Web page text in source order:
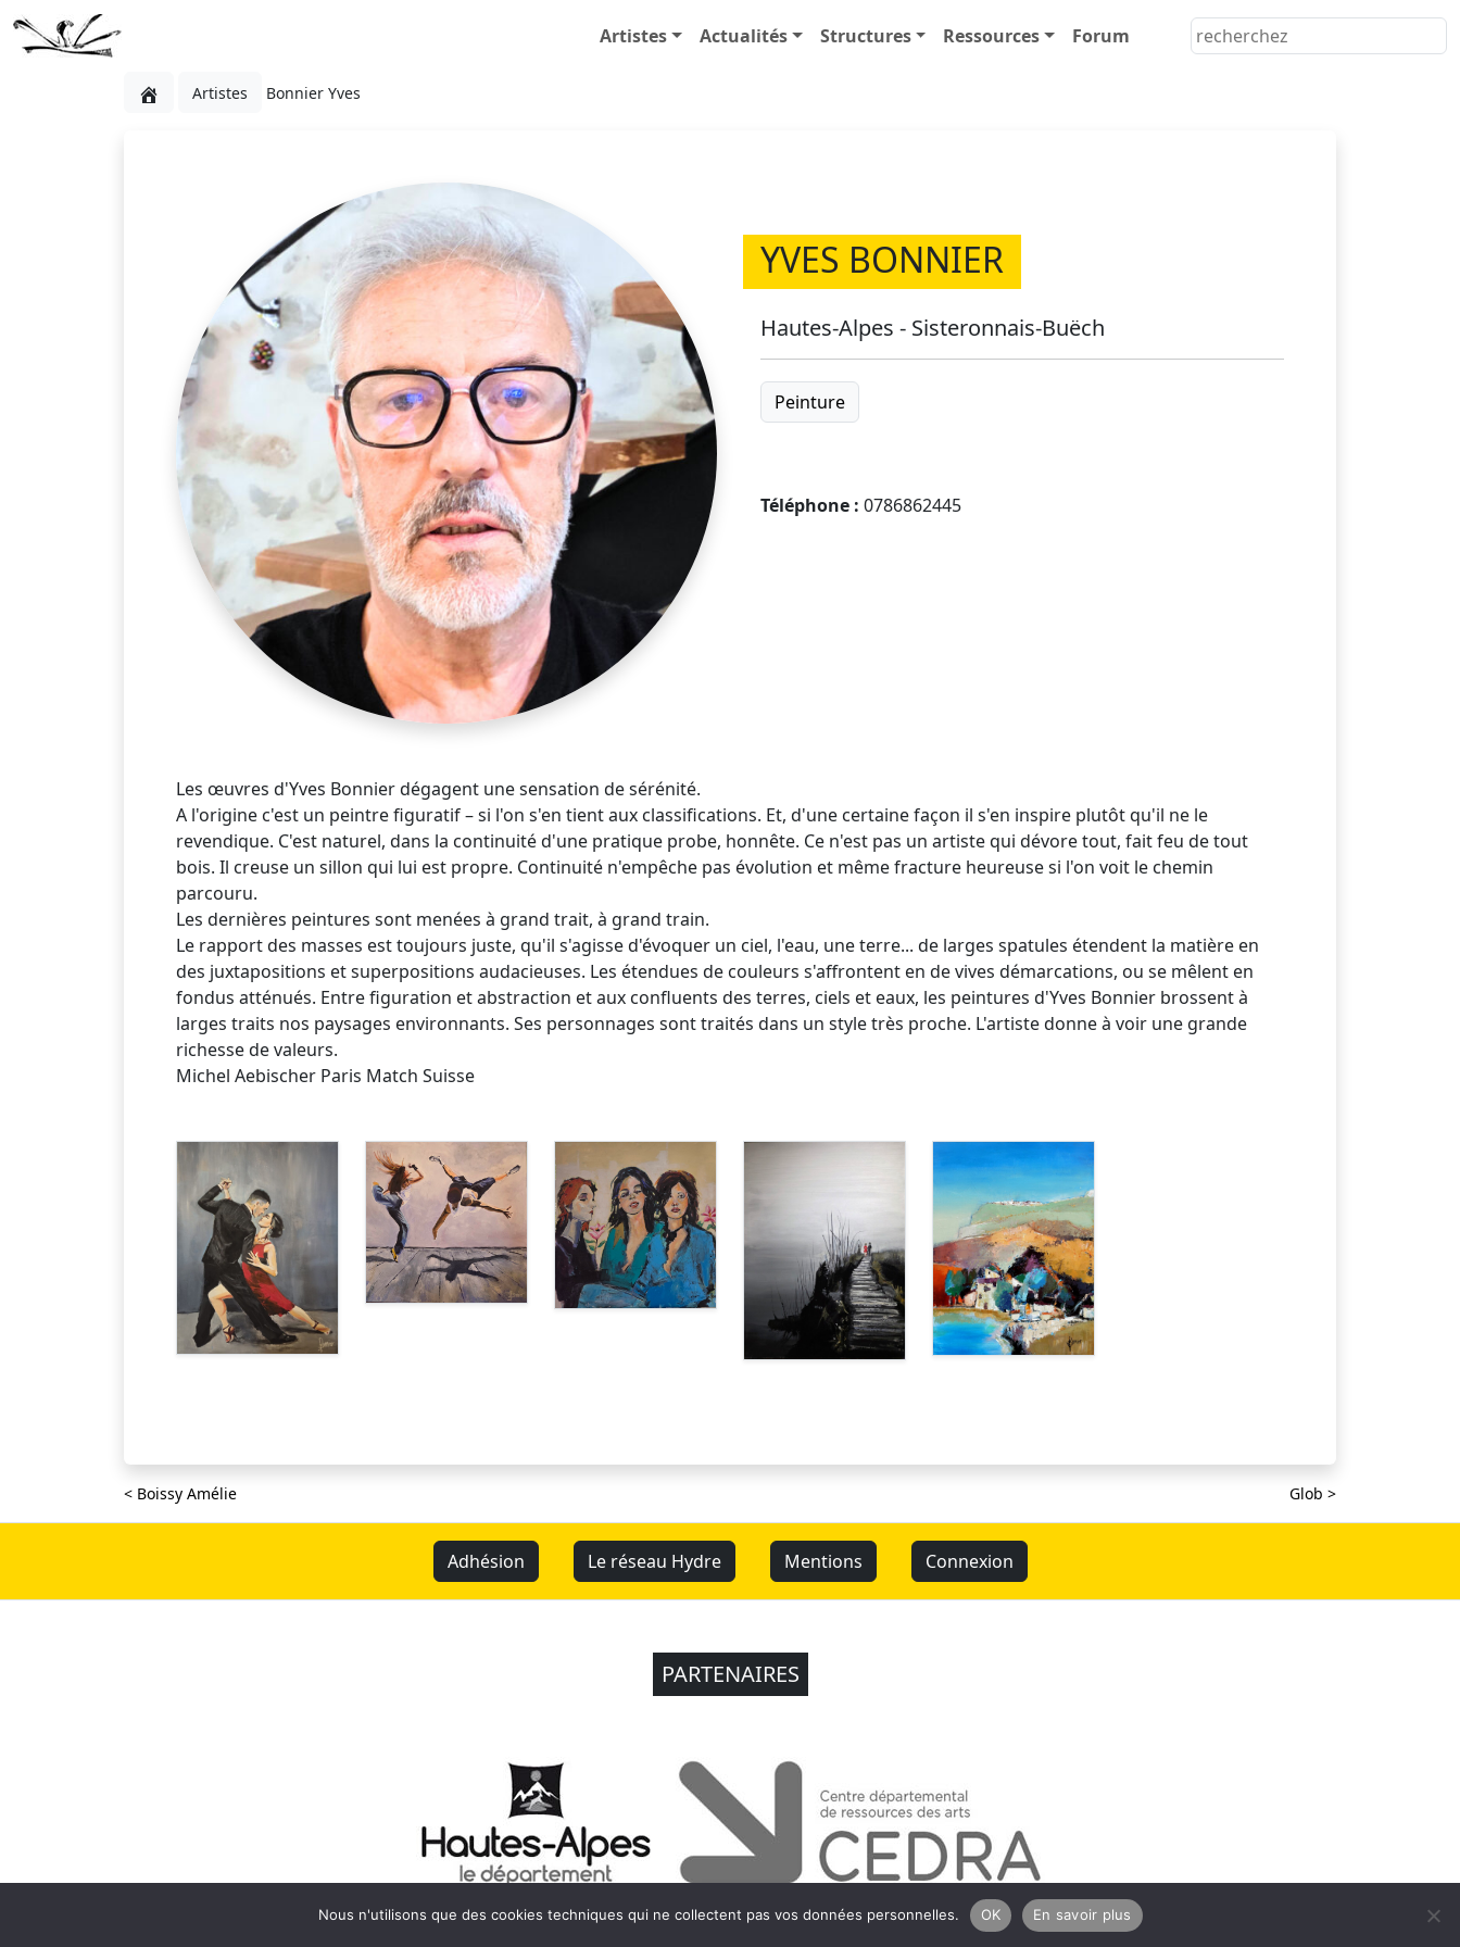
Artistes Actualités Structures Ressources Forum
Artistes Bonnier Yves
YVES BONNIER
Hautes-Alpes - Sisteronnais-Buëch
Peinture
Téléphone : 0786862445
Les œuvres d'Yves Bonnier dégagent une sensation de sérénité.
A l'origine c'est un peintre figuratif – si l'on s'en tient aux classifications. Et, d'une certaine façon il s'en inspire plutôt qu'il ne le
revendique. C'est naturel, dans la continuité d'une pratique probe, honnête. Ce n'est pas un artiste qui dévore tout, fait feu de tout
bois. Il creuse un sillon qui lui est propre. Continuité n'empêche pas évolution et même fracture heureuse si l'on voit le chemin
parcouru.
Les dernières peintures sont menées à grand trait, à grand train.
Le rapport des masses est toujours juste, qu'il s'agisse d'évoquer un ciel, l'eau, une terre... de larges spatules étendent la matière en
des juxtapositions et superpositions audacieuses. Les étendues de couleurs s'affrontent en de vives démarcations, ou se mêlent en
fondus atténués. Entre figuration et abstraction et aux confluents des terres, ciels et eaux, les peintures d'Yves Bonnier brossent à
larges traits nos paysages environnants. Ses personnages sont traités dans un style très proche. L'artiste donne à voir une grande
richesse de valeurs.
Michel Aebischer Paris Match Suisse
< Boissy Amélie Glob >
Adhésion Le réseau Hydre Mentions Connexion
PARTENAIRES
Nous n'utilisons que des cookies techniques qui ne collectent pas vos données personnelles. OK En savoir plus